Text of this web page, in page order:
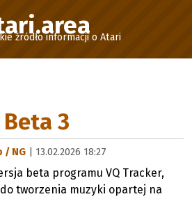
źródło informacji o Atari
3
/ NG | 13.02.2026 18:27
beta programu VQ Tracker,
tworzenia muzyki opartej na